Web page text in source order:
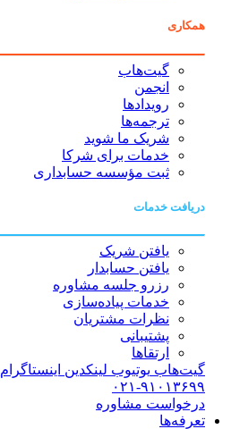
همکاری
گیت‌هاب
انجمن
رویدادها
ترجمه‌ها
شریک ما شوید
خدمات برای شرکا
ثبت مؤسسه حسابداری
دریافت خدمات
یافتن شریک
یافتن حسابدار
رزرو جلسه مشاوره
خدمات پیاده‌سازی
نظرات مشتریان
پشتیبانی
ارتقاها
گیت‌هاب یوتیوب لینکدین اینستاگرام
۰۲۱-۹۱۰۱۳۶۹۹
درخواست مشاوره
تعرفه‌ها